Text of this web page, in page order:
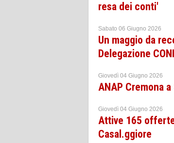
resa dei conti'
Sabato 06 Giugno 2026
Un maggio da
Delegazione
Giovedì 04 Giugno 2026
ANAP Cremona
Giovedì 04 Giugno 2026
Attive 165
Casal.ggiore